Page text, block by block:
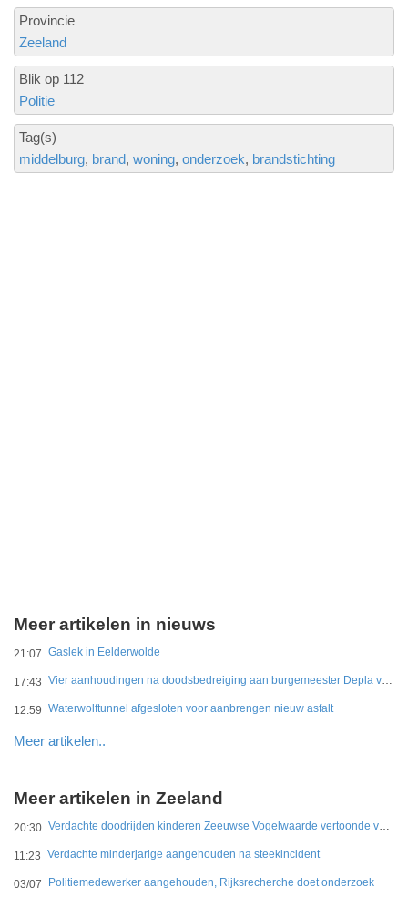
Provincie
Zeeland
Blik op 112
Politie
Tag(s)
middelburg brand woning onderzoek brandstichting
Meer artikelen in nieuws
21:07 Gaslek in Eelderwolde
17:43 Vier aanhoudingen na doodsbedreiging aan burgemeester Depla van Breda
12:59 Waterwolftunnel afgesloten voor aanbrengen nieuw asfalt
Meer artikelen..
Meer artikelen in Zeeland
20:30 Verdachte doodrijden kinderen Zeeuwse Vogelwaarde vertoonde veel vaker onverantwoord rijgedrag
11:23 Verdachte minderjarige aangehouden na steekincident
03/07 Politiemedewerker aangehouden, Rijksrecherche doet onderzoek